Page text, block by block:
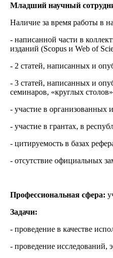
Младший научный
Наличие за время работы в
- написанной части в
изданий (Scopus и Web of
- 2 статей, написанных и
- 3 статей, написанных и
семинаров, «круглых
- участие в организованных
- участие в грантах, в
- цитируемость в базах
- отсутствие официальных
Профессиональная сфера:
Задачи:
- проведение в качестве
- проведение исследований,